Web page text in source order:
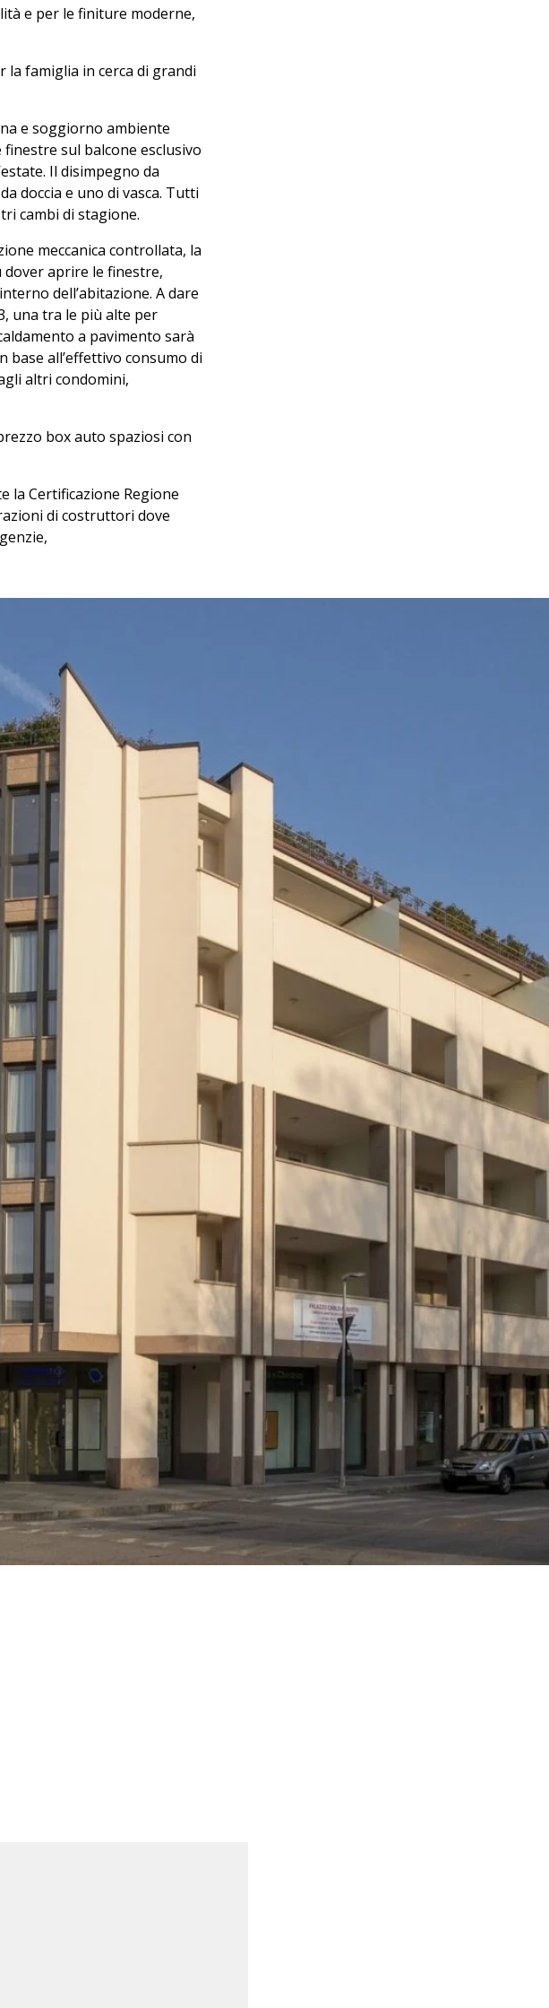
e per le finiture moderne,
la famiglia in cerca di grandi
e soggiorno ambiente
sul balcone esclusivo
Il disimpegno da
doccia e uno di vasca. Tutti
cambi di stagione.
meccanica controllata, la
dover aprire le finestre,
dell’abitazione. A dare
una tra le più alte per
a pavimento sarà
all’effettivo consumo di
altri condomini,
box auto spaziosi con
la Certificazione Regione
di costruttori dove